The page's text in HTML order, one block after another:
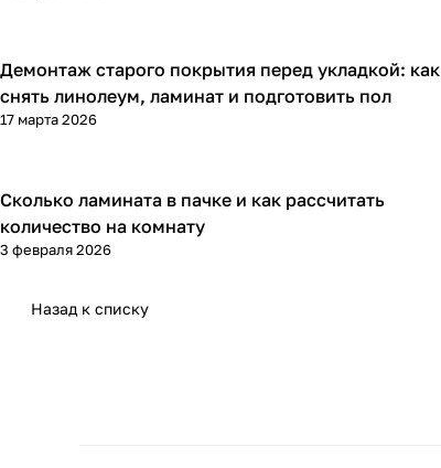
Напольные покрытия
Демонтаж старого покрытия перед укладкой: как
снять линолеум, ламинат и подготовить пол
17 марта 2026
Напольные покрытия
Сколько ламината в пачке и как рассчитать
количество на комнату
3 февраля 2026
Назад к списку